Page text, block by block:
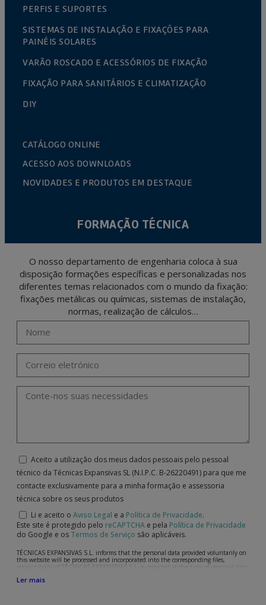
PERFIS E SUPORTES
SISTEMAS DE INSTALAÇÃO E FIXAÇÕES PARA
PAINÉIS SOLARES
VARÃO ROSCADO E ACESSÓRIOS DE FIXAÇÃO
FIXAÇÃO PARA SANITÁRIOS E CLIMATIZAÇÃO
DIY
CATÁLOGO ONLINE
ACESSO AOS DOWNLOADS
NOVIDADES E PRODUTOS EM DESTAQUE
FORMAÇÃO TÉCNICA
O nosso departamento de engenharia coloca à sua
disposição formações específicas e personalizadas nos
diferentes temas relacionados com o mundo da fixação:
fixações metálicas ou químicas, sistemas de instalação,
normas, realização de cálculos…
Aceito a utilização dos meus dados pessoais pelo pessoal
técnico da Técnicas Expansivas SL (N.I.P.C. B-26220491) para que me
contacte exclusivamente para a minha formação e assessoria
técnica sobre os seus produtos
Li e aceito o Aviso Legal e a Política de Privacidade.
Este site é protegido pelo reCAPTCHA e pela Política de Privacidade
do Google e os Termos de Serviço são aplicáveis.
TÉCNICAS EXPANSIVAS S.L. informs that the personal data provided voluntarily on
this website will be processed and incorporated into the corresponding files,
responsibility of TÉCNICAS EXPANSIVAS S.L, is reported at the time of personal data
following: attention to your referred request, complaint or question, established
Ler mais